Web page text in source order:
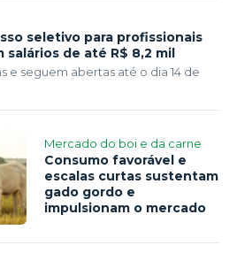
seletivo para profissionais
de até R$ 8,2 mil
e seguem abertas até o dia 14 de
Mercado do boi e da carne
Consumo favorável e
escalas curtas sustentam
gado gordo e
impulsionam o mercado